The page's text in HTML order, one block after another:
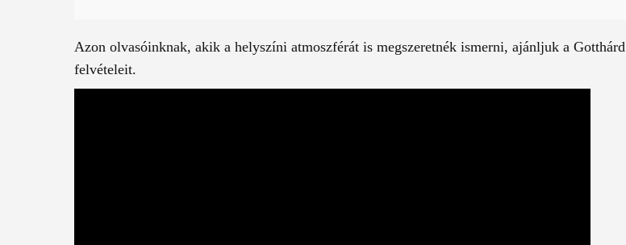
Azon olvasóinknak, akik a helyszíni atmoszférát is megszeretnék ismerni, ajánljuk a
felvételeit.